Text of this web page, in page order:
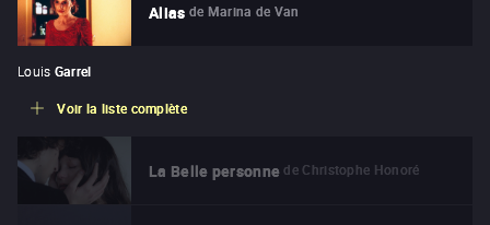
Alias de Marina de Van
Louis Garrel
Voir la liste complète
La Belle personne de Christophe Honoré